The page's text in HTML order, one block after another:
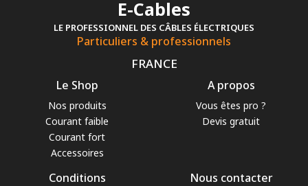
E-Cables
LE PROFESSIONNEL DES CÂBLES ÉLECTRIQUES
Particuliers & professionnels
FRANCE
Le Shop
Nos produits
Courant faible
Courant fort
Accessoires
A propos
Vous êtes pro ?
Devis gratuit
Conditions
Nous contacter